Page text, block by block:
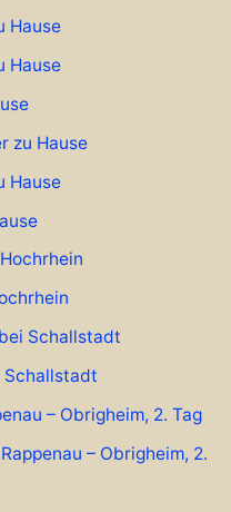
Hause
Hause
zu Hause
Hause
Schallstadt
Schallstadt
– Obrigheim, 2. Tag
– Obrigheim, 2.